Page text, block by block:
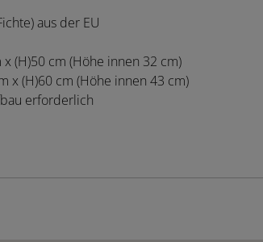
aus der EU
x (H)50 cm (Höhe innen 32 cm)
x (H)60 cm (Höhe innen 43 cm)
erforderlich